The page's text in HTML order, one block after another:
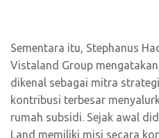
Sementara itu, Stephanus
Vistaland Group
dikenal sebagai mitra
kontribusi terbesar
rumah subsidi. Sejak awal
Land memiliki misi secara